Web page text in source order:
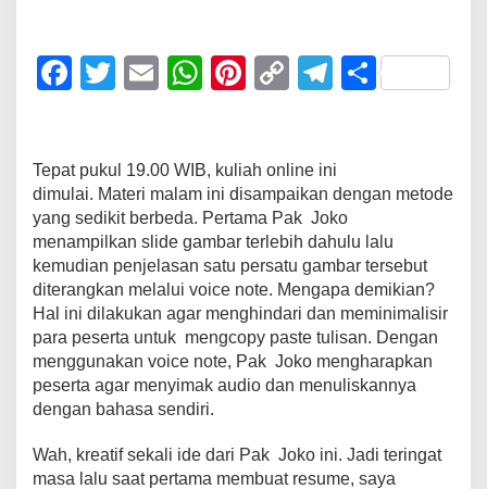
F
e
b
o
o
k
T
er
E
W
s
A
p
p
Pi
e
st
C
y
Li
n
k
T
gr
a
m
S
Tepat pukul 19.00 WIB, kuliah online ini
dimulai. Materi malam ini disampaikan dengan metode
yang sedikit berbeda. Pertama Pak Joko
menampilkan slide gambar terlebih dahulu lalu
kemudian penjelasan satu persatu gambar tersebut
diterangkan melalui voice note. Mengapa demikian?
Hal ini dilakukan agar menghindari dan meminimalisir
para peserta untuk mengcopy paste tulisan. Dengan
menggunakan voice note, Pak Joko mengharapkan
peserta agar menyimak audio dan menuliskannya
dengan bahasa sendiri.
Wah, kreatif sekali ide dari Pak Joko ini. Jadi teringat
masa lalu saat pertama membuat resume, saya